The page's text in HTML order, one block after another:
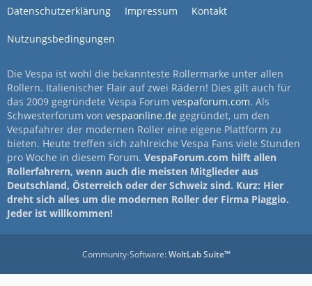
Datenschutzerklärung Impressum Kontakt
Nutzungsbedingungen
Die Vespa ist wohl die bekannteste Rollermarke unter allen
Rollern. Italienischer Flair auf zwei Rädern! Dies gilt auch für
das 2009 gegründete Vespa Forum vespaforum.com. Als
Schwesterforum von vespaonline.de gegründet, um den
Vespafahrer der modernen Roller eine eigene Plattform zu
bieten. Heute treffen sich zahlreiche Vespa Fans viele Stunden
pro Woche in diesem Forum. VespaForum.com hilft allen
Rollerfahrern, wenn auch die meisten Mitglieder aus
Deutschland, Österreich oder der Schweiz sind. Kurz: Hier
dreht sich alles um die modernen Roller der Firma Piaggio.
Jeder ist willkommen!
Community-Software:WoltLab Suite™